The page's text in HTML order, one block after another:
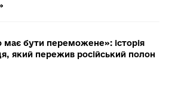
має бути переможене»: історія
який пережив російський полон